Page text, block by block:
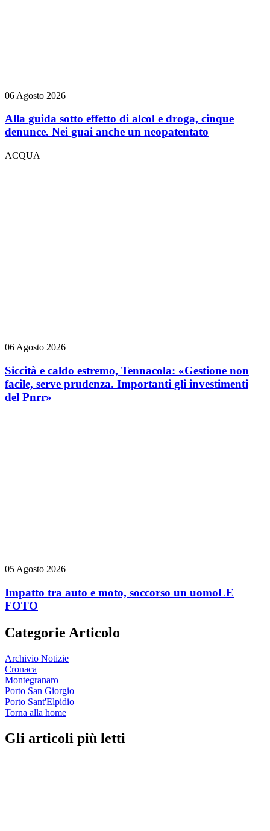
06 Agosto 2026
Alla guida sotto effetto di alcol e droga, cinque
denunce. Nei guai anche un neopatentato
ACQUA
06 Agosto 2026
Siccità e caldo estremo, Tennacola: «Gestione non
facile, serve prudenza. Importanti gli investimenti
del Pnrr»
05 Agosto 2026
Impatto tra auto e moto, soccorso un uomoLE
FOTO
Categorie Articolo
Archivio Notizie
Cronaca
Montegranaro
Porto San Giorgio
Porto Sant'Elpidio
Torna alla home
Gli articoli più letti